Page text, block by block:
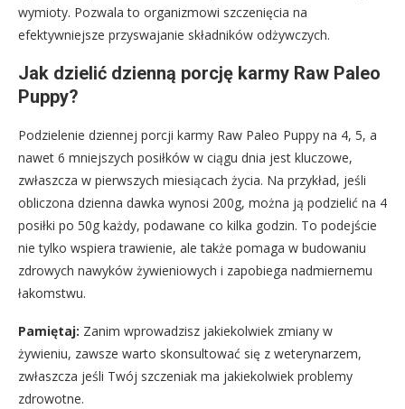
wymioty. Pozwala to organizmowi szczenięcia na
efektywniejsze przyswajanie składników odżywczych.
Jak dzielić dzienną porcję karmy Raw Paleo
Puppy?
Podzielenie dziennej porcji karmy Raw Paleo Puppy na 4, 5, a
nawet 6 mniejszych posiłków w ciągu dnia jest kluczowe,
zwłaszcza w pierwszych miesiącach życia. Na przykład, jeśli
obliczona dzienna dawka wynosi 200g, można ją podzielić na 4
posiłki po 50g każdy, podawane co kilka godzin. To podejście
nie tylko wspiera trawienie, ale także pomaga w budowaniu
zdrowych nawyków żywieniowych i zapobiega nadmiernemu
łakomstwu.
Pamiętaj: Zanim wprowadzisz jakiekolwiek zmiany w
żywieniu, zawsze warto skonsultować się z weterynarzem,
zwłaszcza jeśli Twój szczeniak ma jakiekolwiek problemy
zdrowotne.